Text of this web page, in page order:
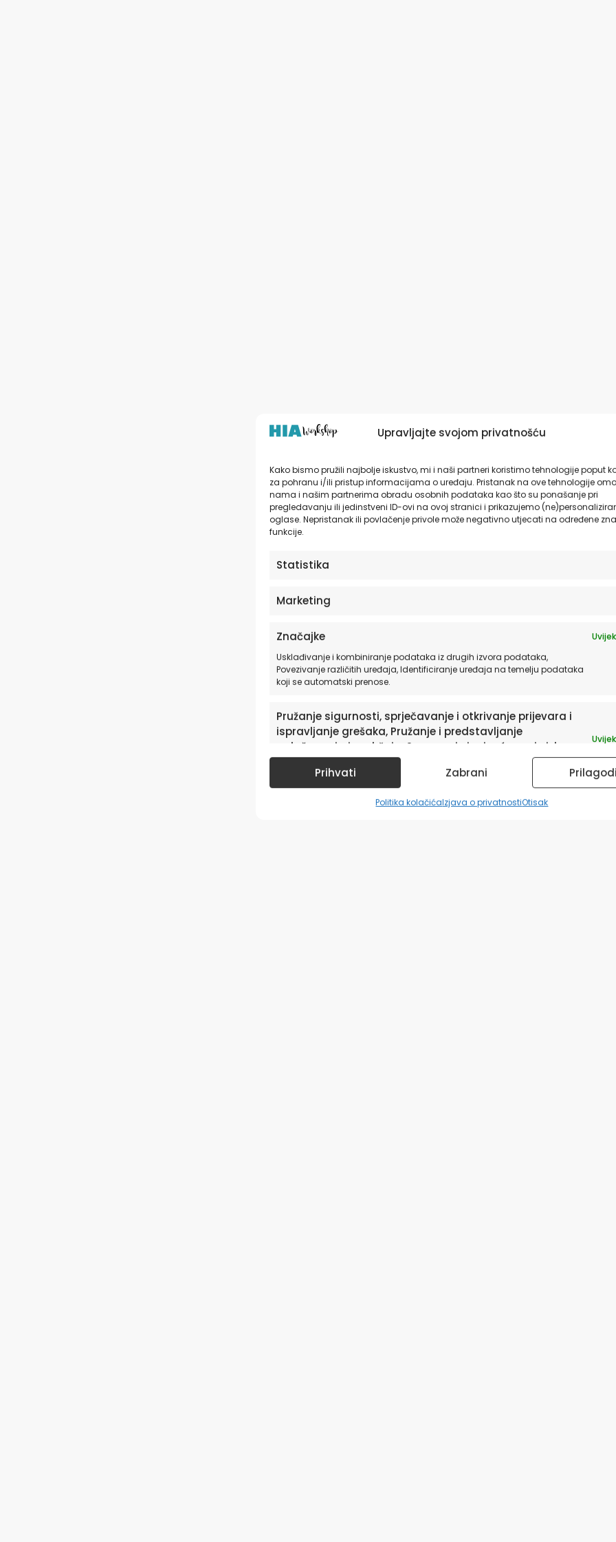
Upravljajte svojom privatnošću
Kako bismo pružili najbolje iskustvo, mi i naši partneri koristimo tehnologije poput
za pohranu i/ili pristup informacijama o uređaju. Pristanak na ove tehnologije
nama i našim partnerima obradu osobnih podataka kao što su ponašanje pri
pregledavanju ili jedinstveni ID-ovi na ovoj stranici i prikazujemo
oglase. Nepristanak ili povlačenje privole može negativno utjecati na određene
funkcije.
Statistika
Marketing
Značajke
Usklađivanje i kombiniranje podataka iz drugih izvora podataka,
Povezivanje različitih uređaja, Identificiranje uređaja na temelju podataka
koji se automatski prenose.
Pružanje sigurnosti, sprječavanje i otkrivanje prijevara i
ispravljanje grešaka, Pružanje i predstavljanje
oglašavanja i sadržaja, Spremanje i priopćavanje izbora
u pogledu privatnosti.
Prihvati Zabrani
Politika kolačićaIzjava o privatnostiOtisak